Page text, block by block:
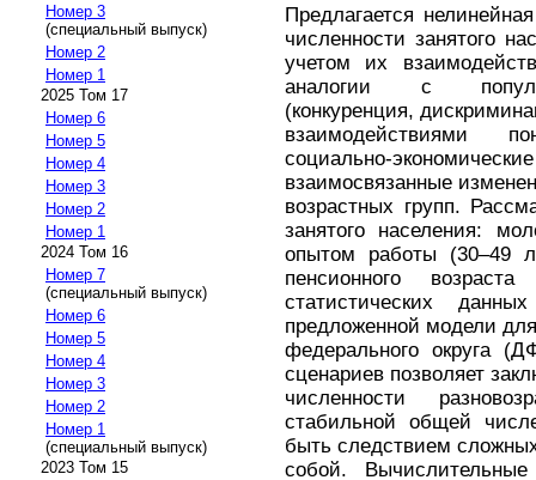
Номер 3
(специальный выпуск)
Номер 2
Номер 1
2025 Том 17
Номер 6
Номер 5
Номер 4
Номер 3
Номер 2
Номер 1
2024 Том 16
Номер 7
(специальный выпуск)
Номер 6
Номер 5
Номер 4
Номер 3
Номер 2
Номер 1
(специальный выпуск)
2023 Том 15
Предлагается
численности занятого
учетом их
аналогии с
(конкуренция,
взаимодействиями
социально-
взаимосвязанные
возрастных групп.
занятого населения:
опытом работы (30–49
пенсионного
статистических
предложенной модели
федерального округа
сценариев позволяет
численности
стабильной общей
быть следствием
собой.